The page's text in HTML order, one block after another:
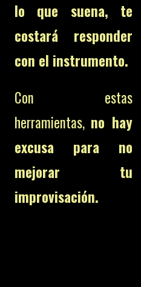
lo que suena, te
costará responder
con el instrumento.
Con estas
herramientas, no hay
excusa para no
mejorar tu
improvisación.